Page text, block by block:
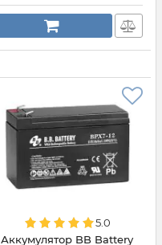
5.0
Аккумулятор BB Battery